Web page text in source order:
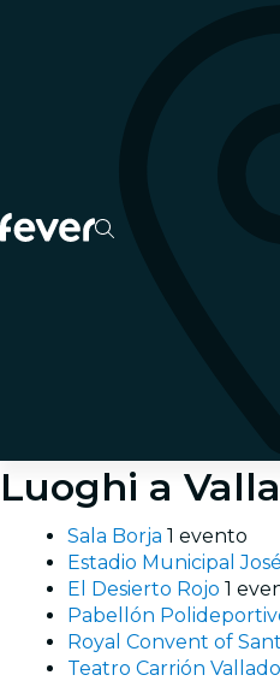
Luoghi a
Sala Borja 1 evento
Estadio Municipal
El Desierto Rojo 1
Pabellón
Royal Convent of
Teatro Carrión